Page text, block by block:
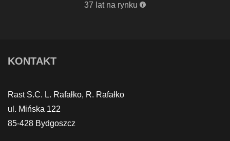
37 lat na rynku
KONTAKT
Rast S.C. L. Rafałko, R. Rafałko
ul. Mińska 122
85-428 Bydgoszcz